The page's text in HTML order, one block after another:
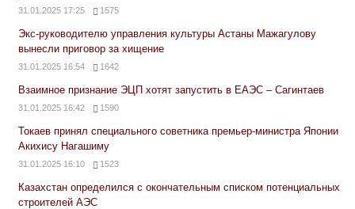
31.01.2025 17:25 1575
Экс-руководителю управления культуры Астаны Мажагулову
вынесли приговор за хищение
31.01.2025 16:54 1642
Взаимное признание ЭЦП хотят запустить в ЕАЭС – Сагинтаев
31.01.2025 16:42 1590
Токаев принял специального советника премьер-министра Японии
Акихису Нагашиму
31.01.2025 16:10 1523
Казахстан определился с окончательным списком потенциальных
строителей АЭС